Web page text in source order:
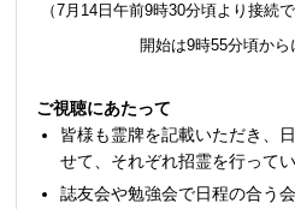
（7月14日午前9時30分頃より接続
開始は9時55分頃から
ご視聴にあたって
皆様も霊牌を記載いただき、
せて、それぞれ招霊を行って
誌友会や勉強会で日程の合う